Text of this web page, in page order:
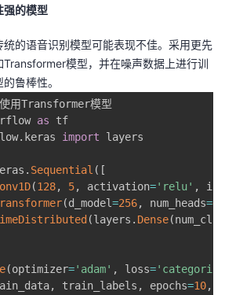
强的模型
的语音识别模型可能表现不佳。采用更先
Transformer模型，并在噪声数据上进行训
鲁棒性。
as tf
. keras import layers
. Sequential ( [
(128, 5, activation='relu' ,
(d_model=256, num_heads=4
(layers . Dense(
(optimizer='adam' , loss=
, train_labels , epochs=10,